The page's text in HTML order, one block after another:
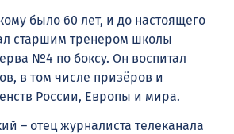
было 60 лет, и до настоящего
старшим тренером школы
№4 по боксу. Он воспитал
в том числе призёров и
России, Европы и мира.
– отец журналиста телеканала